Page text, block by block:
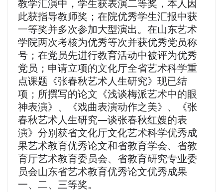
教学汇演中，学生获表演二等奖，本人因
此获指导教师奖；在院优秀学生汇报中获
一等奖并多次参加大型演出。在山东艺术
学院两次考核为优秀等次并获优秀党员称
号；在党员先进行教育活动中被评为优秀
党员；申请立项的文化厅全省艺术科学重
点课题《张春秋艺术人生研究》现已结
项；所撰写的论文《浅谈梅派艺术中的眼
神表演》、《戏曲表演动作之美》、《张
春秋艺术人生研究—谈张春秋红嫂的表
演》分别获省文化厅文化艺术科学优秀成
果艺术教育优秀论文和省教育学会、省教
育厅艺术教育委员会、省教育研究专业委
员会山东省艺术教育优秀论文优秀成果
一、二、三等奖。